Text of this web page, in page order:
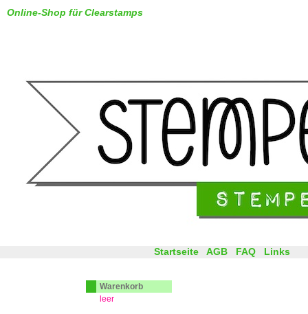
Online-Shop für Clearstamps
Startseite AGB FAQ Links
Warenkorb
leer